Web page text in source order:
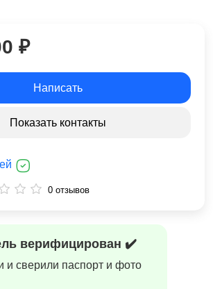
верифицирован ✔️
и сверили паспорт и фото
₽
Написать
Показать контакты
0 отзывов